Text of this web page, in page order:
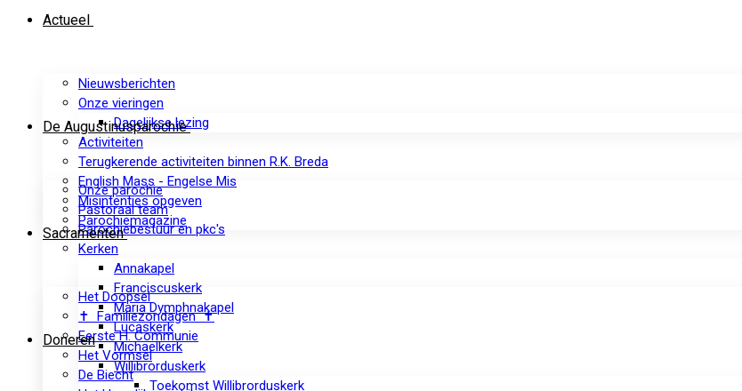
Actueel
Nieuwsberichten
Onze vieringen
Dagelijkse lezing
Activiteiten
Terugkerende activiteiten binnen R.K. Breda
English Mass - Engelse Mis
Misintenties opgeven
Parochiemagazine
De Augustinusparochie
Onze parochie
Pastoraal team
Parochiebestuur en pkc's
Kerken
Annakapel
Franciscuskerk
Maria Dymphnakapel
Lucaskerk
Michaelkerk
Willibrorduskerk
Toekomst Willibrorduskerk
Sacramenten
Het Doopsel
✝ Familiezondagen ✝
Eerste H. Communie
Het Vormsel
De Biecht
Doneren